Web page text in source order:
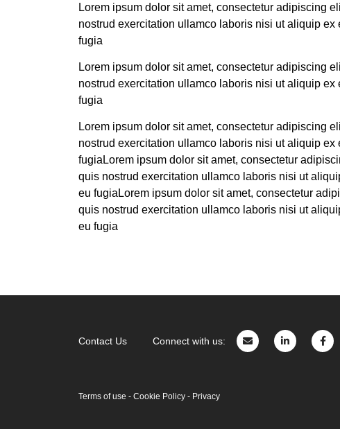
Lorem ipsum dolor sit amet, consectetur adipiscing
nostrud exercitation ullamco laboris nisi ut aliquip
fugia
Lorem ipsum dolor sit amet, consectetur adipiscing
nostrud exercitation ullamco laboris nisi ut aliquip
fugia
Lorem ipsum dolor sit amet, consectetur adipiscing
nostrud exercitation ullamco laboris nisi ut aliquip
fugiaLorem ipsum dolor sit amet, consectetur
quis nostrud exercitation ullamco laboris nisi ut
eu fugiaLorem ipsum dolor sit amet, consectetur
quis nostrud exercitation ullamco laboris nisi ut
eu fugia
Contact Us Connect with us:
Terms of use - Cookie Policy- Privacy